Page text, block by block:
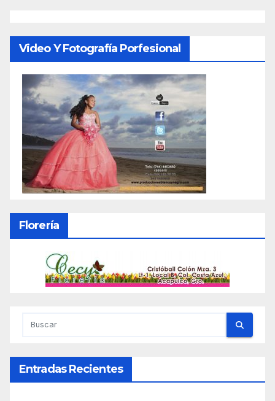
Video Y Fotografía Porfesional
Florería
Entradas Recientes